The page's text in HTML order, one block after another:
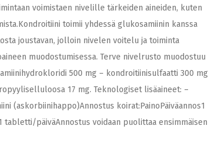
voimistaen nivelille tärkeiden aineiden, kuten
toimii yhdessä glukosamiinin kanssa
joustavan, jolloin nivelen voitelu ja toiminta
muodostumisessa. Terve nivelrusto muodostuu
500 mg – kondroitiinisulfaatti 300 mg
17 mg. Teknologiset lisäaineet: –
(askorbiinihappo)Annostus koirat:PainoPäiväannos1
päiväAnnostus voidaan puolittaa ensimmäisen